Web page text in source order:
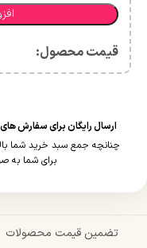
قیمت محصول:​
ارسال رایگان برای سفارش های بالای 2 میلیون و 500 هزار
برای شما به
تضمین قیمت محصولات